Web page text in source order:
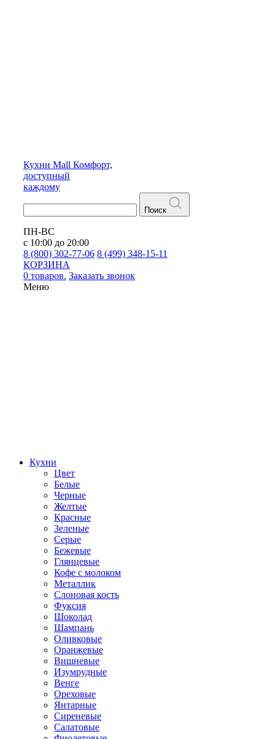
Кухни Mall Комфорт,
доступный
каждому
Поиск
ПН-ВС
с 10:00 до 20:00
8 (800) 302-77-06 8 (499) 348-15-11
КОРЗИНА
0 товаров. Заказать звонок
Меню
Кухни
Цвет
Белые
Черные
Желтые
Красные
Зеленые
Серые
Бежевые
Глянцевые
Кофе с молоком
Металлик
Слоновая кость
Фуксия
Шоколад
Шампань
Оливковые
Оранжевые
Вишневые
Изумрудные
Венге
Ореховые
Янтарные
Сиреневые
Салатовые